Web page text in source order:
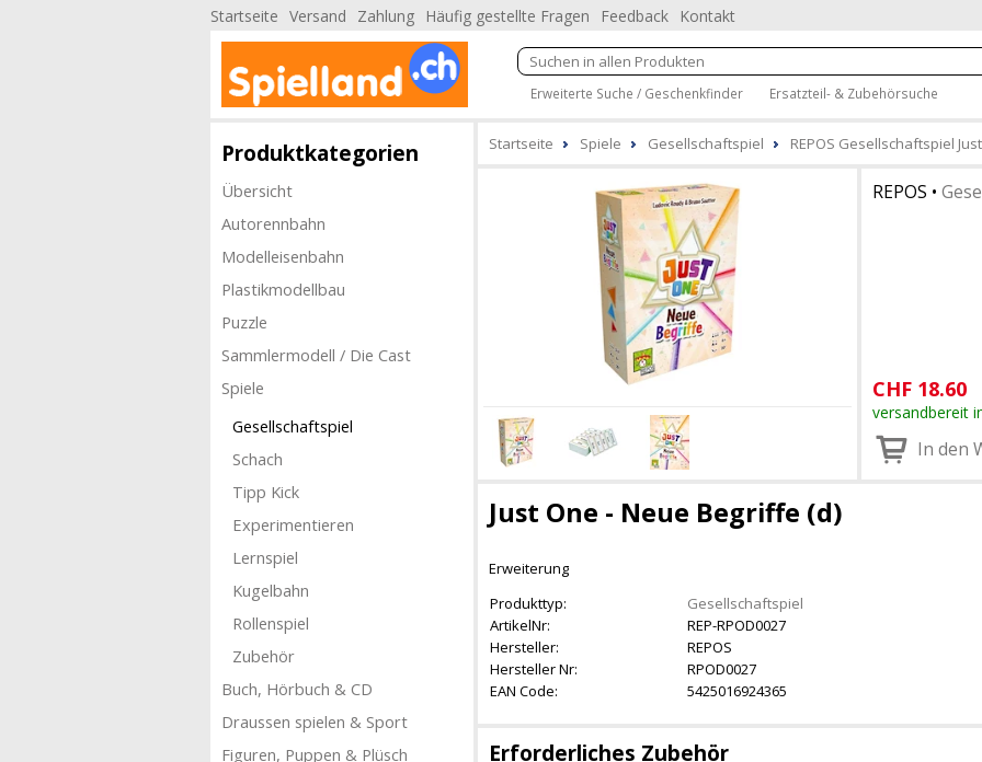
Startseite Versand Zahlung Häufig gestellte Fragen Feedback Kontakt
Erweiterte Suche / Geschenkfinder Ersatzteil- & Zubehörsuche
Produktkategorien
Übersicht
Autorennbahn
Modelleisenbahn
Plastikmodellbau
Puzzle
Sammlermodell / Die Cast
Spiele
Gesellschaftspiel
Schach
Tipp Kick
Experimentieren
Lernspiel
Kugelbahn
Rollenspiel
Zubehör
Buch, Hörbuch & CD
Draussen spielen & Sport
Figuren, Puppen & Plüsch
Startseite Spiele Gesellschaftspiel REPOS Gesellschaftspiel
REPOS •
CHF 18.60
versandbereit
In den
Just One - Neue Begriffe (d)
Erweiterung
Produkttyp:
Gesellschaftspiel
ArtikelNr:
REP-RPOD0027
Hersteller:
REPOS
Hersteller Nr:
RPOD0027
EAN Code:
5425016924365
Erforderliches Zubehör